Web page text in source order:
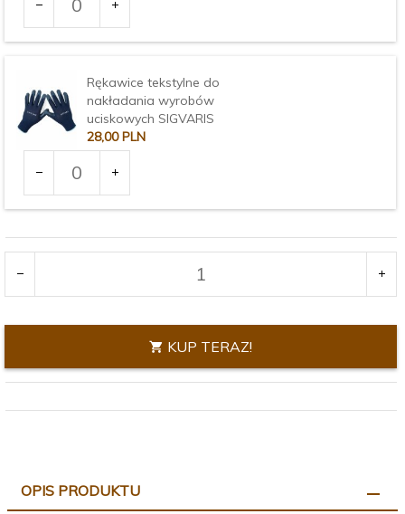
dla
produktu
1903
Rękawice tekstylne do
nakładania wyrobów
uciskowych SIGVARIS
28,00 PLN
dla
produktu
2969
KUP TERAZ!
OPIS PRODUKTU